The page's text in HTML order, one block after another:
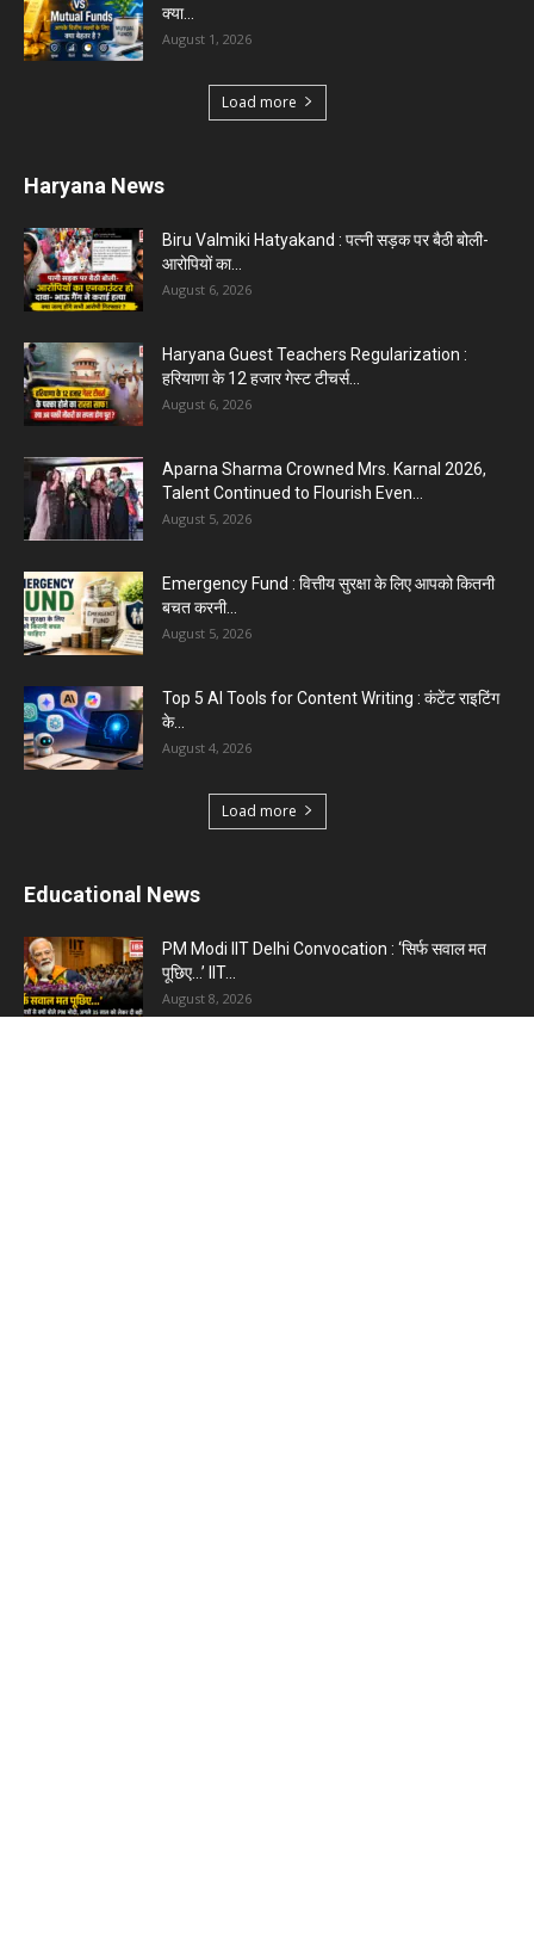
क्या...
August 1, 2026
Load more
Haryana News
Biru Valmiki Hatyakand : पत्नी सड़क पर बैठी बोली-
आरोपियों का...
August 6, 2026
Haryana Guest Teachers Regularization :
हरियाणा के 12 हजार गेस्ट टीचर्स...
August 6, 2026
Aparna Sharma Crowned Mrs. Karnal 2026,
Talent Continued to Flourish Even...
August 5, 2026
Emergency Fund : वित्तीय सुरक्षा के लिए आपको कितनी
बचत करनी...
August 5, 2026
Top 5 AI Tools for Content Writing : कंटेंट राइटिंग
के...
August 4, 2026
Load more
Educational News
PM Modi IIT Delhi Convocation : ‘सिर्फ सवाल मत
पूछिए…’ IIT...
August 8, 2026